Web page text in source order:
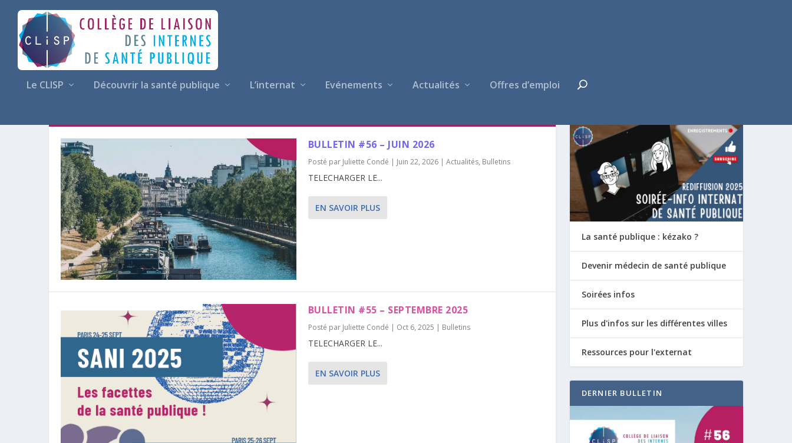
Le CLISP Découvrir la santé publique L’internat Evénements Actualités Offres d’emploi
BULLETIN #56 – JUIN 2026
Posté par Juliette Condé | Juin 22, 2026| Actualités, Bulletins
TELECHARGER LE...
EN SAVOIR PLUS
BULLETIN #55 – SEPTEMBRE 2025
Posté par Juliette Condé | Oct 6, 2025 | Bulletins
TELECHARGER LE...
EN SAVOIR PLUS
La santé publique : kézako ?
Devenir médecin de santé publique
Soirées infos
Plus d'infos sur les différentes villes
Ressources pour l'externat
DERNIER BULLETIN